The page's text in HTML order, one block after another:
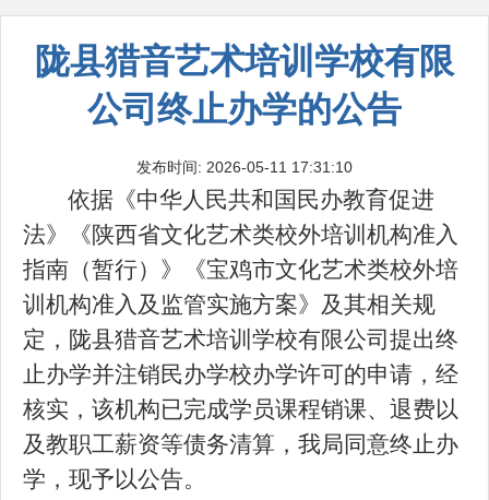
陇县猎音艺术培训学校有限
公司终止办学的公告
发布时间: 2026-05-11 17:31:10
依据《中华人民共和国民办教育促进
法》
《陕西省文化艺术类校外培训机构准入
指南（暂行）》《宝鸡市文化艺术类校外培
训机构准入及监管实施方案》 及其相关规
定， 陇县猎音艺术培训学校有限公司提出终
止办学并注销民办学校办学许可的申请，经
核实，该机构已完成学员课程销课、退费以
及教职工薪资等债务清算，我局同意终止办
学， 现予以公告。